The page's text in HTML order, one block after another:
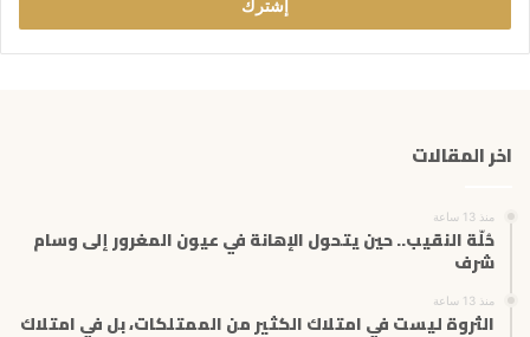
ب
ر
ر
اخر المقالات
منذ 13 ساعة
حُلّة النقيب.. حين يتحول الإهانة في عيون المغرور إلى وسام
شرف
منذ 13 ساعة
الثروة ليست في امتلاك الكثير من الممتلكات، بل في امتلاك